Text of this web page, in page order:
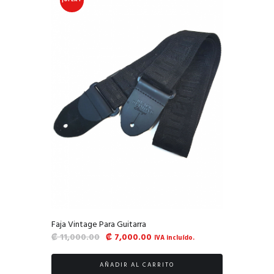
Faja Vintage Para Guitarra
₡11,000.00 El
original
₡ 7,000.00 El
actual
IVA incluído.
AÑADIR AL CARRITO